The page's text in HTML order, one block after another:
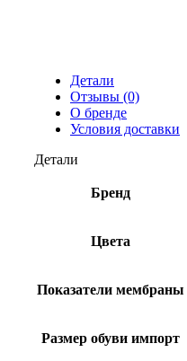
Детали
Отзывы (0)
О бренде
Условия доставки
Детали
Бренд
Цвета
Показатели мембраны
Размер обуви импорт